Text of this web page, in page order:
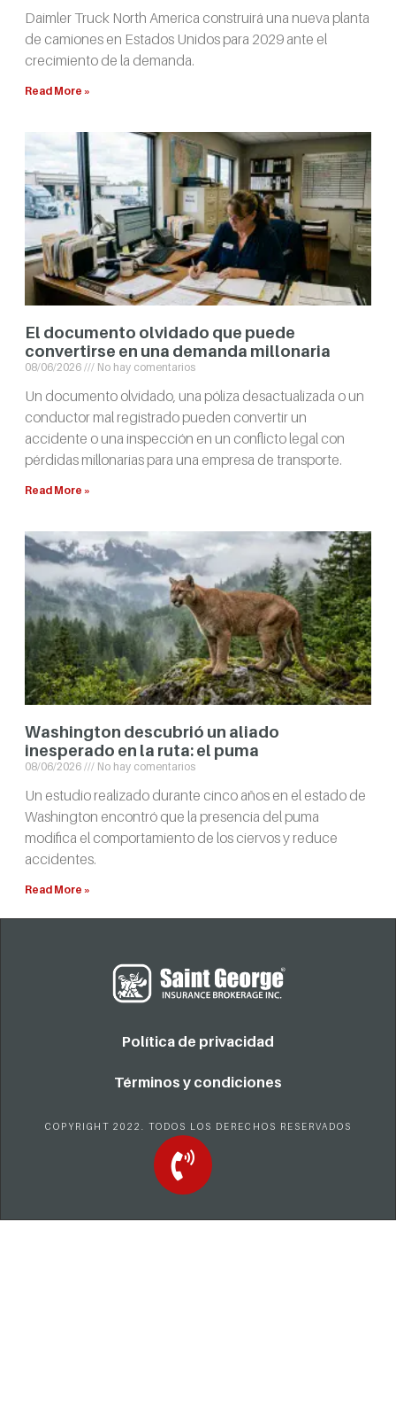
Daimler Truck North America construirá una nueva planta
de camiones en Estados Unidos para 2029 ante el
crecimiento de la demanda.
Read More »
El documento olvidado que puede
convertirse en una demanda millonaria
08/06/2026 No hay comentarios
Un documento olvidado, una póliza desactualizada o un
conductor mal registrado pueden convertir un
accidente o una inspección en un conflicto legal con
pérdidas millonarias para una empresa de transporte.
Read More »
Washington descubrió un aliado
inesperado en la ruta: el puma
08/06/2026 No hay comentarios
Un estudio realizado durante cinco años en el estado de
Washington encontró que la presencia del puma
modifica el comportamiento de los ciervos y reduce
accidentes.
Read More »
Política de privacidad
Términos y condiciones
COPYRIGHT 2022. TODOS LOS DERECHOS RESERVADOS